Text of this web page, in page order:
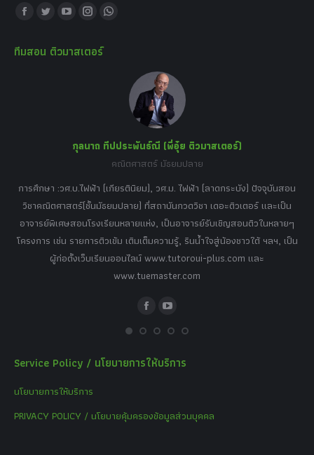
Find us on:
Facebook
opens
Twitter
opens
YouTube
opens
Instagram
opens
Whatsapp
window
ทีมสอน ติวมาสเตอร์
กุลนาถ ทีปประพันธ์ณี (พี่อุ๋ย ติวมาสเตอร์)
คณิตศาสตร์ มัธยมปลาย
การศึกษา :วศ.บ.ไฟฟ้า (เกียรตินิยม), วศ.ม. ไฟฟ้า (ลาดกระบัง) ปัจจุบันสอน
วิชาคณิตศาสตร์(ชั้นมัธยมปลาย) ที่สถาบันกวดวิชา เดอะติวเตอร์ และเป็น
อาจารย์พิเศษสอนโรงเรียนหลายแห่ง, เป็นอาจารย์รับเชิญสอนติวในหลายๆ
โครงการ เช่น รายการติวเข้ม เติมเต็มความรู้, รินน้ำใจสู่น้องชาวใต้ ฯลฯ, เป็น
ผู้ก่อตั้งเว็บเรียนออนไลน์ www.tutoroui-plus.com และ
www.tuemaster.com
FacebookYouTube
Service Policy / นโยบายการให้บริการ
นโยบายการให้บริการ
PRIVACY POLICY / นโยบายคุ้มครองข้อมูลส่วนบุคคล